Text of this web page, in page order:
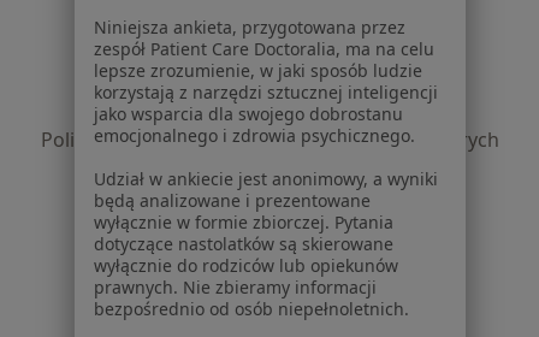
Regulamin
Polityka prywatności pacjentów
Polityka prywatności profesjonalistów
Polityka prywatności dla profesjonalistów, których
dane pozyskaliśmy samodzielnie
Polityka cookies
Jak działają wyniki wyszukiwania
Dostępność
O nas
Praca Rekrutujemy!
Niniejsza ankieta, przygotowana przez
zespół Patient Care Doctoralia, ma na celu
lepsze zrozumienie, w jaki sposób ludzie
korzystają z narzędzi sztucznej inteligencji
jako wsparcia dla swojego dobrostanu
emocjonalnego i zdrowia psychicznego.
Udział w ankiecie jest anonimowy, a wyniki
będą analizowane i prezentowane
wyłącznie w formie zbiorczej. Pytania
dotyczące nastolatków są skierowane
wyłącznie do rodziców lub opiekunów
prawnych. Nie zbieramy informacji
bezpośrednio od osób niepełnoletnich.